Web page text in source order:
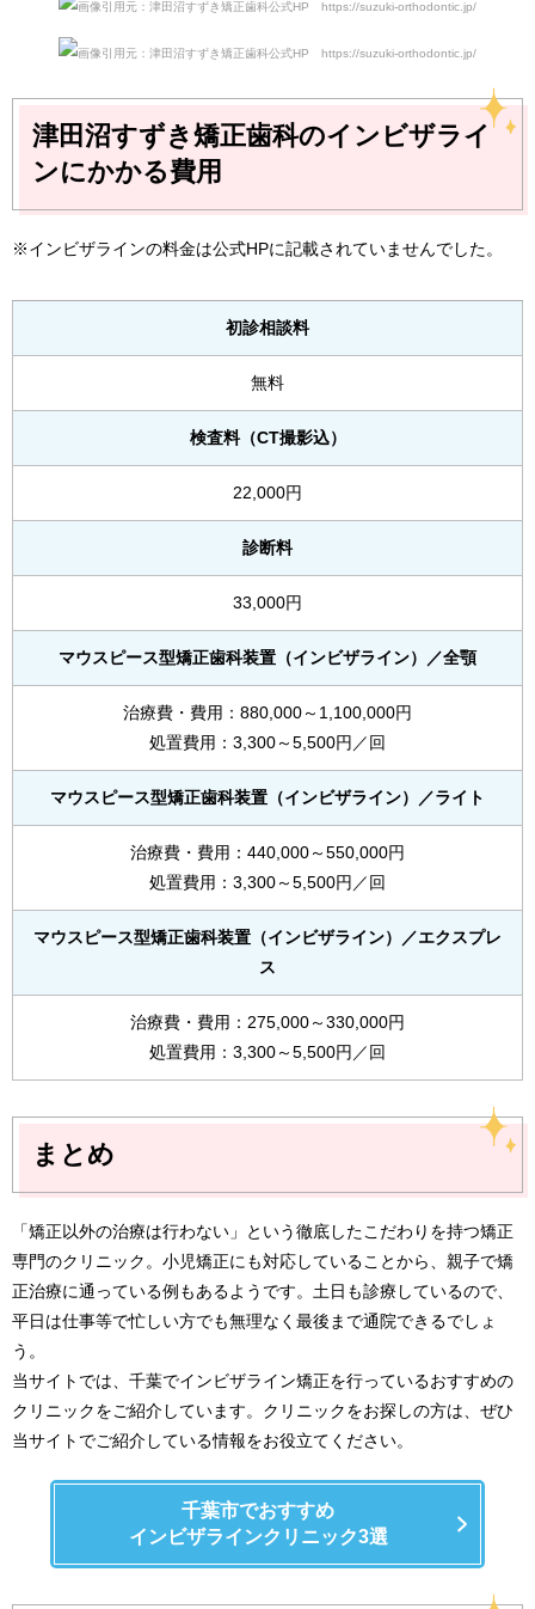
画像引用元：津田沼すずき矯正歯科公式HP https://suzuki-orthodontic.jp/
画像引用元：津田沼すずき矯正歯科公式HP https://suzuki-orthodontic.jp/
津田沼すずき矯正歯科のインビザライ
ンにかかる費用
※インビザラインの料金は公式HPに記載されていませんでした。
初診相談料
無料
検査料（CT撮影込）
22,000円
診断料
33,000円
マウスピース型矯正歯科装置（インビザライン） ／全顎
治療費・費用：880,000～1,100,000円
処置費用：3,300～5,500円／回
マウスピース型矯正歯科装置（インビザライン） ／ライト
治療費・費用：440,000～550,000円
処置費用：3,300～5,500円／回
マウスピース型矯正歯科装置（インビザライン）
／エクスプレ
ス
治療費・費用：275,000～330,000円
処置費用：3,300～5,500円／回
まとめ
「矯正以外の治療は行わない」という徹底したこだわりを持つ矯正
専門のクリニック。小児矯正にも対応していることから、親子で矯
正治療に通っている例もあるようです。土日も診療しているので、
平日は仕事等で忙しい方でも無理なく最後まで通院できるでしょ
う。
当サイトでは、千葉でインビザライン矯正を行っているおすすめの
クリニックをご紹介しています。クリニックをお探しの方は、ぜひ
当サイトでご紹介している情報をお役立てください。
千葉市でおすすめ
インビザラインクリニック3選